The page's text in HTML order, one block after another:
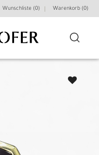
Wunschliste (0) Warenkorb (0)